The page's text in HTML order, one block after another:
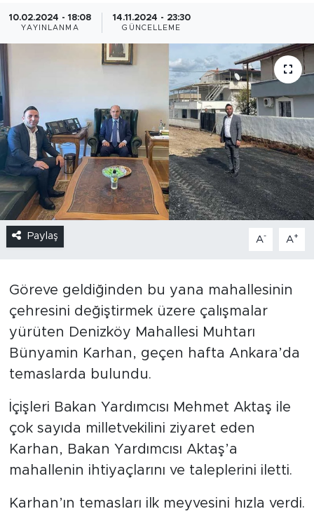
10.02.2024 - 18:08
YAYINLANMA
14.11.2024 - 23:30
GÜNCELLEME
Paylaş A- A+
Göreve geldiğinden bu yana mahallesinin
çehresini değiştirmek üzere çalışmalar
yürüten Denizköy Mahallesi Muhtarı
Bünyamin Karhan, geçen hafta Ankara’da
temaslarda bulundu.
İçişleri Bakan Yardımcısı Mehmet Aktaş ile
çok sayıda milletvekilini ziyaret eden
Karhan, Bakan Yardımcısı Aktaş’a
mahallenin ihtiyaçlarını ve taleplerini iletti.
Karhan’ın temasları ilk meyvesini hızla verdi.